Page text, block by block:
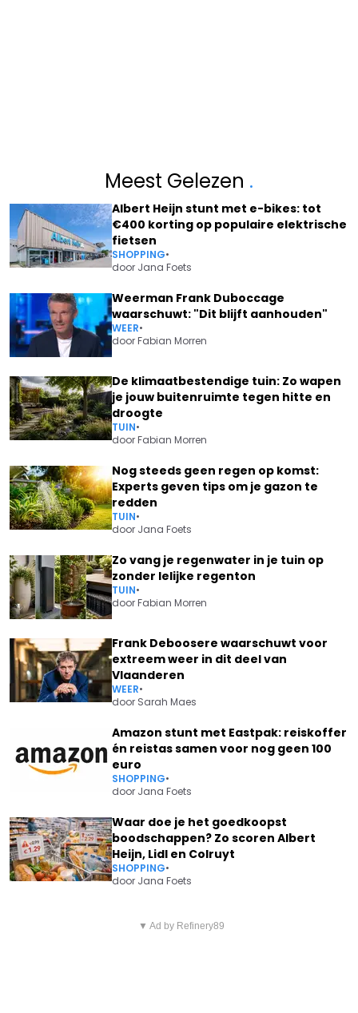
Meest Gelezen .
Albert Heijn stunt met e-bikes: tot
€400 korting op populaire elektrische
fietsen
SHOPPING•
door Jana Foets
Weerman Frank Duboccage
waarschuwt: "Dit blijft aanhouden"
WEER•
doorFabian Morren
De klimaatbestendige tuin: Zo wapen
je jouw buitenruimte tegen hitte en
droogte
TUIN•
doorFabian Morren
Nog steeds geen regen op komst:
Experts geven tips om je gazon te
redden
TUIN•
door Jana Foets
Zo vang je regenwater in je tuin op
zonder lelijke regenton
TUIN•
doorFabian Morren
Frank Deboosere waarschuwt voor
extreem weer in dit deel van
Vlaanderen
WEER•
door Sarah Maes
Amazon stunt met Eastpak: reiskoffer
én reistas samen voor nog geen 100
euro
SHOPPING•
door Jana Foets
Waar doe je het goedkoopst
boodschappen? Zo scoren Albert
Heijn, Lidl en Colruyt
SHOPPING•
door Jana Foets
VOELT KATHLEEN ZICH BETER
▼ Ad by Refinery89